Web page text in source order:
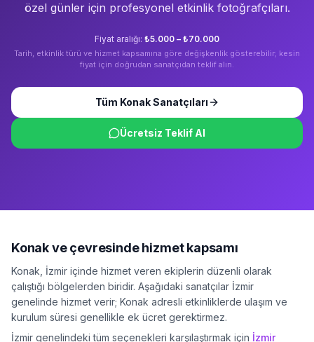
özel günler için profesyonel etkinlik fotoğrafçıları.
Fiyat aralığı: ₺5.000 – ₺70.000
Tarih, etkinlik türü ve hizmet kapsamına göre değişkenlik gösterebilir; kesin
fiyat için doğrudan sanatçıdan teklif alın.
Tüm KonakSanatçıları
Ücretsiz Teklif Al
Konakve çevresinde hizmet kapsamı
Konak İzmir içinde hizmet veren ekiplerin düzenli olarak
çalıştığı bölgelerden biridir. Aşağıdaki sanatçılar İzmir
genelinde hizmet verir; Konak adresli etkinliklerde ulaşım ve
kurulum süresi genellikle ek ücret gerektirmez.
İzmir genelindeki tüm seçenekleri karşılaştırmak için İzmir